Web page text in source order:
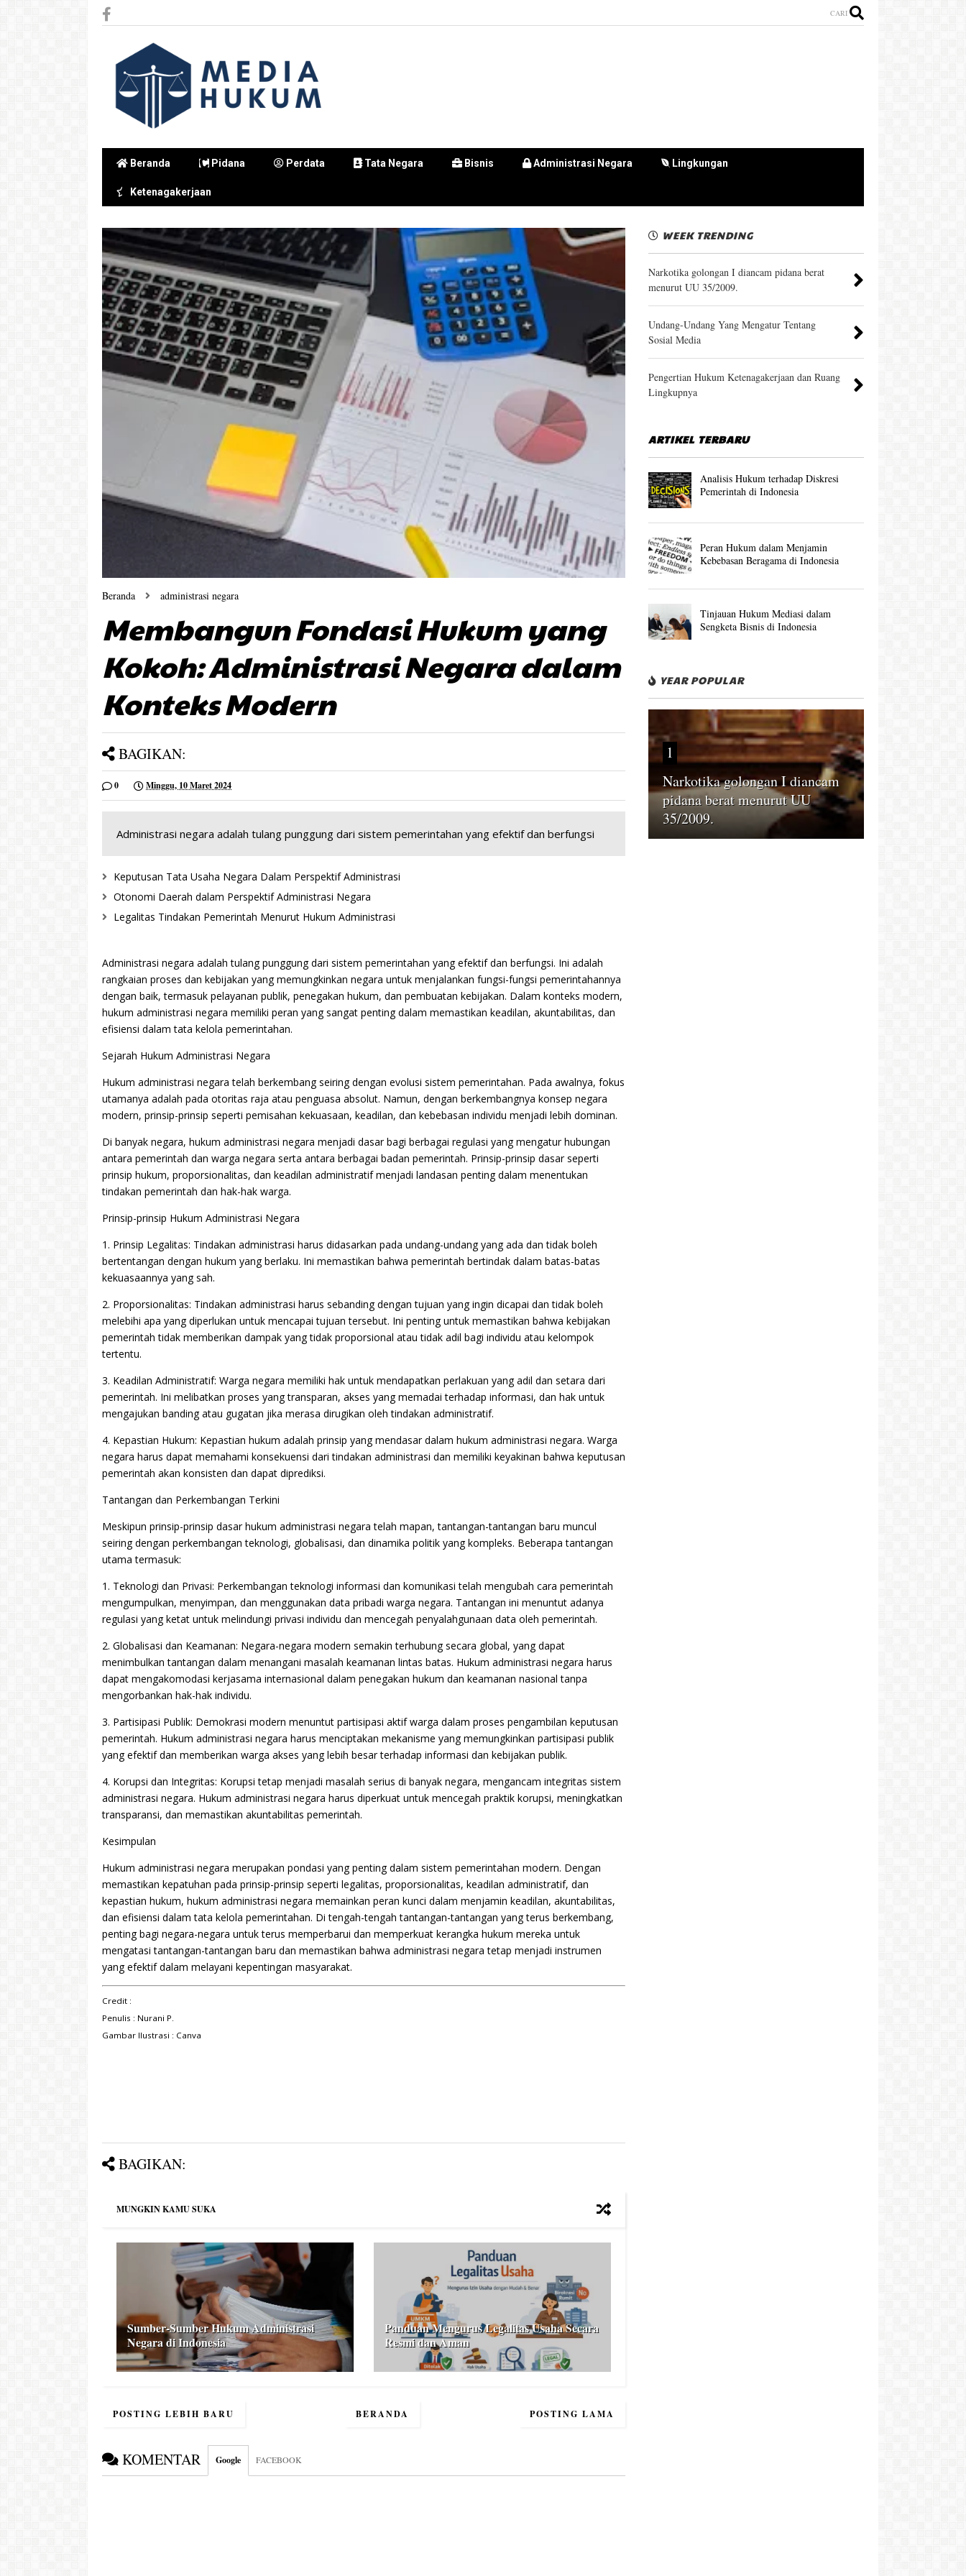
CARI
Beranda Pidana Perdata Tata Negara Bisnis Administrasi Negara Lingkungan
Ketenagakerjaan
Beranda administrasi negara
Membangun Fondasi Hukum yang
Kokoh: Administrasi Negara dalam
Konteks Modern
BAGIKAN:
0 Minggu, 10 Maret 2024
Administrasi negara adalah tulang punggung dari sistem pemerintahan yang efektif dan berfungsi
Keputusan Tata Usaha Negara Dalam Perspektif Administrasi
Otonomi Daerah dalam Perspektif Administrasi Negara
Legalitas Tindakan Pemerintah Menurut Hukum Administrasi
Administrasi negara adalah tulang punggung dari sistem pemerintahan yang efektif dan berfungsi. Ini adalah
rangkaian proses dan kebijakan yang memungkinkan negara untuk menjalankan fungsi-fungsi pemerintahannya
dengan baik, termasuk pelayanan publik, penegakan hukum, dan pembuatan kebijakan. Dalam konteks modern,
hukum administrasi negara memiliki peran yang sangat penting dalam memastikan keadilan, akuntabilitas, dan
efisiensi dalam tata kelola pemerintahan.
Sejarah Hukum Administrasi Negara
Hukum administrasi negara telah berkembang seiring dengan evolusi sistem pemerintahan. Pada awalnya, fokus
utamanya adalah pada otoritas raja atau penguasa absolut. Namun, dengan berkembangnya konsep negara
modern, prinsip-prinsip seperti pemisahan kekuasaan, keadilan, dan kebebasan individu menjadi lebih dominan.
Di banyak negara, hukum administrasi negara menjadi dasar bagi berbagai regulasi yang mengatur hubungan
antara pemerintah dan warga negara serta antara berbagai badan pemerintah. Prinsip-prinsip dasar seperti
prinsip hukum, proporsionalitas, dan keadilan administratif menjadi landasan penting dalam menentukan
tindakan pemerintah dan hak-hak warga.
Prinsip-prinsip Hukum Administrasi Negara
1. Prinsip Legalitas: Tindakan administrasi harus didasarkan pada undang-undang yang ada dan tidak boleh
bertentangan dengan hukum yang berlaku. Ini memastikan bahwa pemerintah bertindak dalam batas-batas
kekuasaannya yang sah.
2. Proporsionalitas: Tindakan administrasi harus sebanding dengan tujuan yang ingin dicapai dan tidak boleh
melebihi apa yang diperlukan untuk mencapai tujuan tersebut. Ini penting untuk memastikan bahwa kebijakan
pemerintah tidak memberikan dampak yang tidak proporsional atau tidak adil bagi individu atau kelompok
tertentu.
3. Keadilan Administratif: Warga negara memiliki hak untuk mendapatkan perlakuan yang adil dan setara dari
pemerintah. Ini melibatkan proses yang transparan, akses yang memadai terhadap informasi, dan hak untuk
mengajukan banding atau gugatan jika merasa dirugikan oleh tindakan administratif.
4. Kepastian Hukum: Kepastian hukum adalah prinsip yang mendasar dalam hukum administrasi negara. Warga
negara harus dapat memahami konsekuensi dari tindakan administrasi dan memiliki keyakinan bahwa keputusan
pemerintah akan konsisten dan dapat diprediksi.
Tantangan dan Perkembangan Terkini
Meskipun prinsip-prinsip dasar hukum administrasi negara telah mapan, tantangan-tantangan baru muncul
seiring dengan perkembangan teknologi, globalisasi, dan dinamika politik yang kompleks. Beberapa tantangan
utama termasuk:
1. Teknologi dan Privasi: Perkembangan teknologi informasi dan komunikasi telah mengubah cara pemerintah
mengumpulkan, menyimpan, dan menggunakan data pribadi warga negara. Tantangan ini menuntut adanya
regulasi yang ketat untuk melindungi privasi individu dan mencegah penyalahgunaan data oleh pemerintah.
2. Globalisasi dan Keamanan: Negara-negara modern semakin terhubung secara global, yang dapat
menimbulkan tantangan dalam menangani masalah keamanan lintas batas. Hukum administrasi negara harus
dapat mengakomodasi kerjasama internasional dalam penegakan hukum dan keamanan nasional tanpa
mengorbankan hak-hak individu.
3. Partisipasi Publik: Demokrasi modern menuntut partisipasi aktif warga dalam proses pengambilan keputusan
pemerintah. Hukum administrasi negara harus menciptakan mekanisme yang memungkinkan partisipasi publik
yang efektif dan memberikan warga akses yang lebih besar terhadap informasi dan kebijakan publik.
4. Korupsi dan Integritas: Korupsi tetap menjadi masalah serius di banyak negara, mengancam integritas sistem
administrasi negara. Hukum administrasi negara harus diperkuat untuk mencegah praktik korupsi, meningkatkan
transparansi, dan memastikan akuntabilitas pemerintah.
Kesimpulan
Hukum administrasi negara merupakan pondasi yang penting dalam sistem pemerintahan modern. Dengan
memastikan kepatuhan pada prinsip-prinsip seperti legalitas, proporsionalitas, keadilan administratif, dan
kepastian hukum, hukum administrasi negara memainkan peran kunci dalam menjamin keadilan, akuntabilitas,
dan efisiensi dalam tata kelola pemerintahan. Di tengah-tengah tantangan-tantangan yang terus berkembang,
penting bagi negara-negara untuk terus memperbarui dan memperkuat kerangka hukum mereka untuk
mengatasi tantangan-tantangan baru dan memastikan bahwa administrasi negara tetap menjadi instrumen
yang efektif dalam melayani kepentingan masyarakat.
Credit :
Penulis : Nurani P.
Gambar Ilustrasi : Canva
BAGIKAN:
MUNGKIN KAMU SUKA
Sumber-Sumber Hukum Administrasi
Negara di Indonesia
Panduan Mengurus Legalitas Usaha Secara
Resmi dan Aman
POSTING LEBIH BARU POSTING LAMA
BERANDA
KOMENTAR Google FACEBOOK
WEEK TRENDING
Narkotika golongan I diancam pidana berat
menurut UU 35/2009.
Undang-Undang Yang Mengatur Tentang
Sosial Media
Pengertian Hukum Ketenagakerjaan dan Ruang
Lingkupnya
ARTIKEL TERBARU
Analisis Hukum terhadap Diskresi
Pemerintah di Indonesia
Peran Hukum dalam Menjamin
Kebebasan Beragama di Indonesia
Tinjauan Hukum Mediasi dalam
Sengketa Bisnis di Indonesia
YEAR POPULAR
1
Narkotika golongan I diancam
pidana berat menurut UU
35/2009.